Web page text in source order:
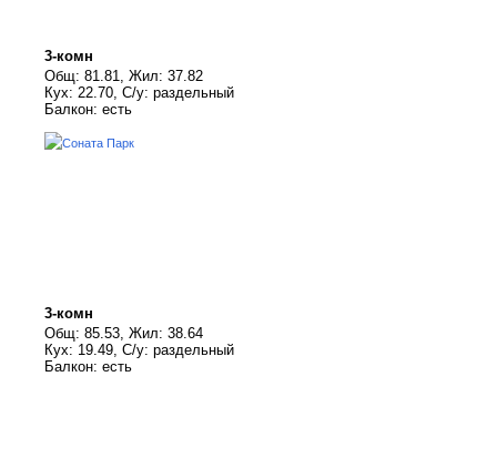
3-комн
Общ: 81.81, Жил: 37.82
Кух: 22.70, С/у: раздельный
Балкон: есть
3-комн
Общ: 85.53, Жил: 38.64
Кух: 19.49, С/у: раздельный
Балкон: есть